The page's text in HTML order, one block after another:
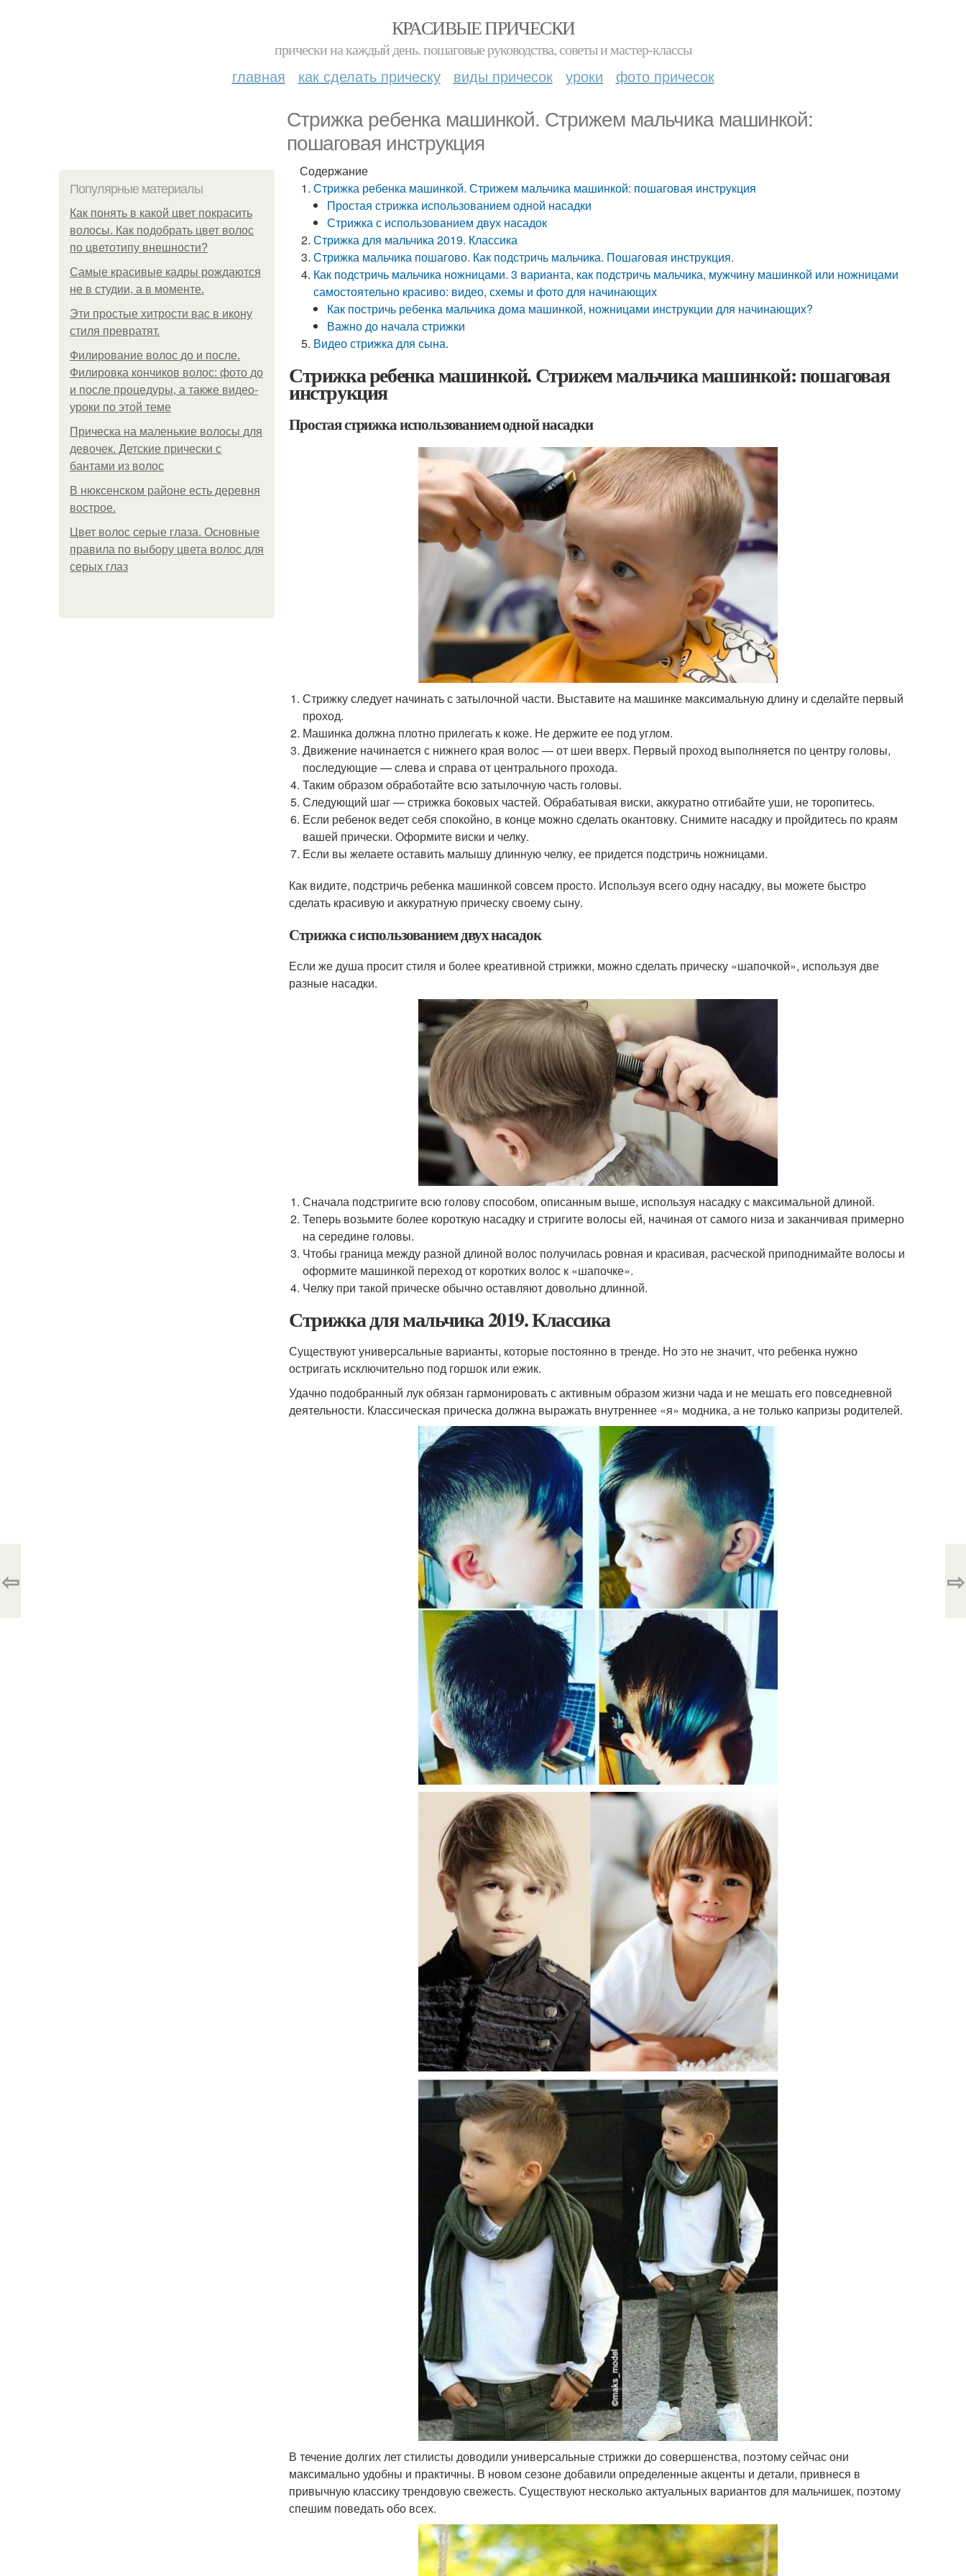
КРАСИВЫЕ ПРИЧЕСКИ
прически на каждый день. пошаговые руководства, советы и мастер-классы
главная как сделать прическу виды причесок уроки фото причесок
Стрижка ребенка машинкой. Стрижем мальчика машинкой:
пошаговая инструкция
Популярные материалы
Как понять в какой цвет покрасить
волосы. Как подобрать цвет волос
по цветотипу внешности?
Самые красивые кадры рождаются
не в студии, а в моменте.
Эти простые хитрости вас в икону
стиля превратят.
Филирование волос до и после.
Филировка кончиков волос: фото до
и после процедуры, а также видео-
уроки по этой теме
Прическа на маленькие волосы для
девочек. Детские прически с
бантами из волос
В нюксенском районе есть деревня
вострое.
Цвет волос серые глаза. Основные
правила по выбору цвета волос для
серых глаз
Содержание
Стрижка ребенка машинкой. Стрижем мальчика машинкой: пошаговая инструкция
Простая стрижка использованием одной насадки
Стрижка с использованием двух насадок
Стрижка для мальчика 2019. Классика
Стрижка мальчика пошагово. Как подстричь мальчика. Пошаговая инструкция.
Как подстричь мальчика ножницами. 3 варианта, как подстричь мальчика, мужчину машинкой или ножницами
самостоятельно красиво: видео, схемы и фото для начинающих
Как постричь ребенка мальчика дома машинкой, ножницами инструкции для начинающих?
Важно до начала стрижки
Видео стрижка для сына.
Стрижка ребенка машинкой. Стрижем мальчика машинкой: пошаговая
инструкция
Простая стрижка использованием одной насадки
Стрижку следует начинать с затылочной части. Выставите на машинке максимальную длину и сделайте первый
проход.
Машинка должна плотно прилегать к коже. Не держите ее под углом.
Движение начинается с нижнего края волос — от шеи вверх. Первый проход выполняется по центру головы,
последующие — слева и справа от центрального прохода.
Таким образом обработайте всю затылочную часть головы.
Следующий шаг — стрижка боковых частей. Обрабатывая виски, аккуратно отгибайте уши, не торопитесь.
Если ребенок ведет себя спокойно, в конце можно сделать окантовку. Снимите насадку и пройдитесь по краям
вашей прически. Оформите виски и челку.
Если вы желаете оставить малышу длинную челку, ее придется подстричь ножницами.
Как видите, подстричь ребенка машинкой совсем просто. Используя всего одну насадку, вы можете быстро
сделать красивую и аккуратную прическу своему сыну.
Стрижка с использованием двух насадок
Если же душа просит стиля и более креативной стрижки, можно сделать прическу «шапочкой», используя две
разные насадки.
Сначала подстригите всю голову способом, описанным выше, используя насадку с максимальной длиной.
Теперь возьмите более короткую насадку и стригите волосы ей, начиная от самого низа и заканчивая примерно
на середине головы.
Чтобы граница между разной длиной волос получилась ровная и красивая, расческой приподнимайте волосы и
оформите машинкой переход от коротких волос к «шапочке».
Челку при такой прическе обычно оставляют довольно длинной.
Стрижка для мальчика 2019. Классика
Существуют универсальные варианты, которые постоянно в тренде. Но это не значит, что ребенка нужно
остригать исключительно под горшок или ежик.
Удачно подобранный лук обязан гармонировать с активным образом жизни чада и не мешать его повседневной
деятельности. Классическая прическа должна выражать внутреннее «я» модника, а не только капризы родителей.
В течение долгих лет стилисты доводили универсальные стрижки до совершенства, поэтому сейчас они
максимально удобны и практичны. В новом сезоне добавили определенные акценты и детали, привнеся в
привычную классику трендовую свежесть. Существуют несколько актуальных вариантов для мальчишек, поэтому
спешим поведать обо всех.
⇦ ⇨